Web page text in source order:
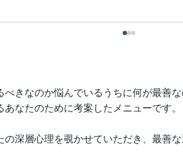
きなのか悩んでいるうちに何が最善
なたのために考案したメニューです。
深層心理を覗かせていただき、最善